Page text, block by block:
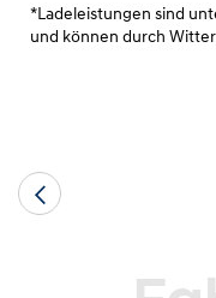
*Ladeleistungen sind
und können durch